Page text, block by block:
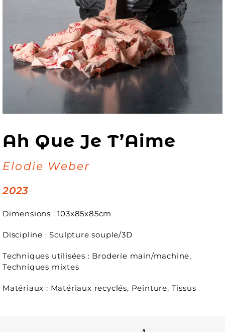
Ah Que Je T’Aime
Elodie Weber
2023
Dimensions : 103x85x85cm
Discipline : Sculpture souple/3D
Techniques utilisées : Broderie main/machine,
Techniques mixtes
Matériaux : Matériaux recyclés, Peinture, Tissus